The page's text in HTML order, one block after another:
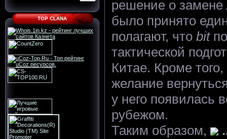
TOP CLANA
решение о замене
было принято
полагают, что bit
тактической
Китае. Кроме
желание
у него появилась
рубежом.
Таким образом,